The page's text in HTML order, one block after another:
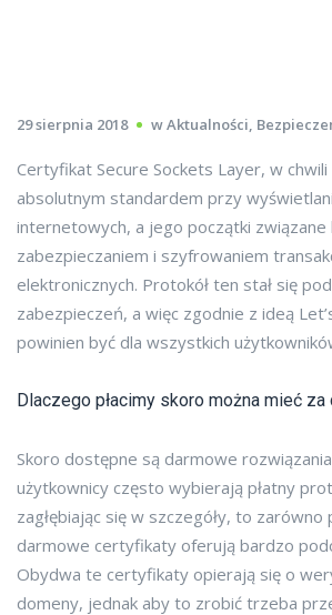
29 sierpnia 2018 wAktualności,
Certyfikat Secure Sockets Layer, w
absolutnym standardem przy
internetowych, a jego początki związane
zabezpieczaniem i szyfrowaniem
elektronicznych. Protokół ten stał się
zabezpieczeń, a więc zgodnie z ideą
powinien być dla wszystkich
Dlaczego płacimy skoro można mieć za
Skoro dostępne są darmowe
użytkownicy często wybierają płatny
zagłębiając się w szczegóły, to zarówno
darmowe certyfikaty oferują bardzo
Obydwa te certyfikaty opierają się o
domeny, jednak aby to zrobić trzeba